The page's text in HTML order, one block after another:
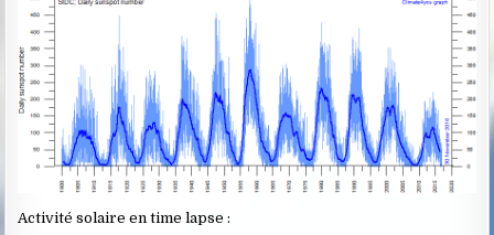
Activité solaire en time lapse :